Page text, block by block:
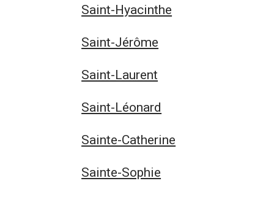
Saint-Hyacinthe
Saint-Jérôme
Saint-Laurent
Saint-Léonard
Sainte-Catherine
Sainte-Sophie